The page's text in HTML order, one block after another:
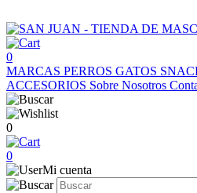
0
MARCAS PERROS GATOS
ACCESORIOS Sobre Nosotros
0
0
Mi cuenta